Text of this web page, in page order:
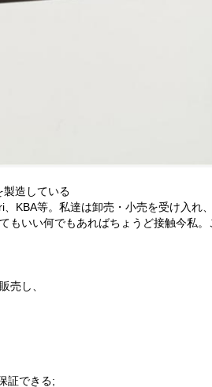
造している
KBA等。私達は卸売・小売を受け入れ
いい何でもあればちょうど接触今私
売し、
証できる;